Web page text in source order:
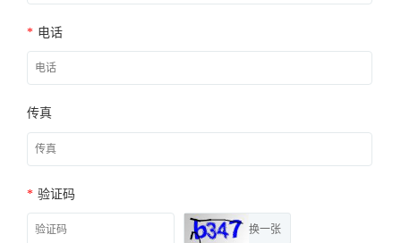
* 电话
传真
* 验证码
换一张